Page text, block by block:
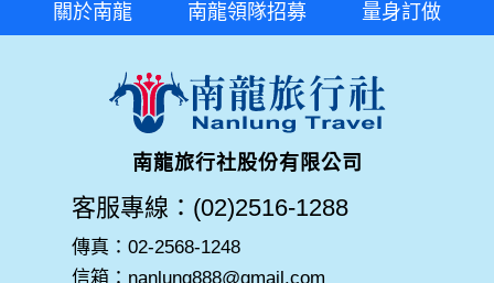
關於南龍 南龍領隊招募 量身訂做
南龍旅行社股份有限公司
客服專線：(02)2516-1288
傳真：02-2568-1248
信箱：nanlung888@gmail.com